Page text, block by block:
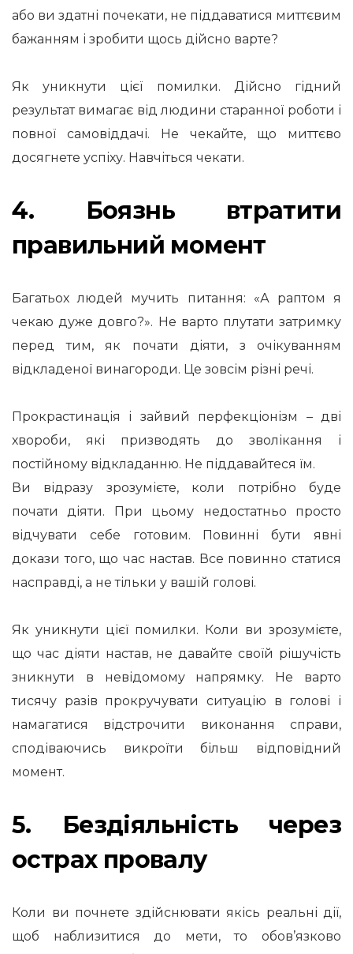
або ви здатні почекати, не піддаватися миттєвим
бажанням і зробити щось дійсно варте?
Як уникнути цієї помилки. Дійсно гідний
результат вимагає від людини старанної роботи і
повної самовіддачі. Не чекайте, що миттєво
досягнете успіху. Навчіться чекати.
4. Боязнь втратити
правильний момент
Багатьох людей мучить питання: «А раптом я
чекаю дуже довго?». Не варто плутати затримку
перед тим, як почати діяти, з очікуванням
відкладеної винагороди. Це зовсім різні речі.
Прокрастинація і зайвий перфекціонізм – дві
хвороби, які призводять до зволікання і
постійному відкладанню. Не піддавайтеся їм.
Ви відразу зрозумієте, коли потрібно буде
почати діяти. При цьому недостатньо просто
відчувати себе готовим. Повинні бути явні
докази того, що час настав. Все повинно статися
насправді, а не тільки у вашій голові.
Як уникнути цієї помилки. Коли ви зрозумієте,
що час діяти настав, не давайте своїй рішучість
зникнути в невідомому напрямку. Не варто
тисячу разів прокручувати ситуацію в голові і
намагатися відстрочити виконання справи,
сподіваючись викроїти більш відповідний
момент.
5. Бездіяльність через
острах провалу
Коли ви почнете здійснювати якісь реальні дії,
щоб наблизитися до мети, то обов’язково